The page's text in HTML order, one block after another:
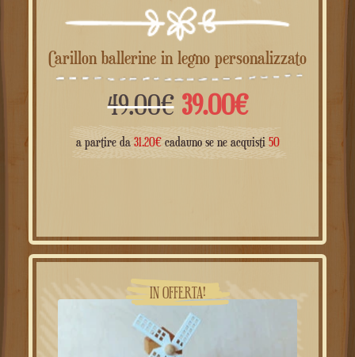
Carillon ballerine in legno personalizzato
49.00€ Il
prezzo
49.00€.
39.00€Il
prezzo
39.00€.
a partire da 31.20€cadauno se ne acquisti 50
IN OFFERTA!